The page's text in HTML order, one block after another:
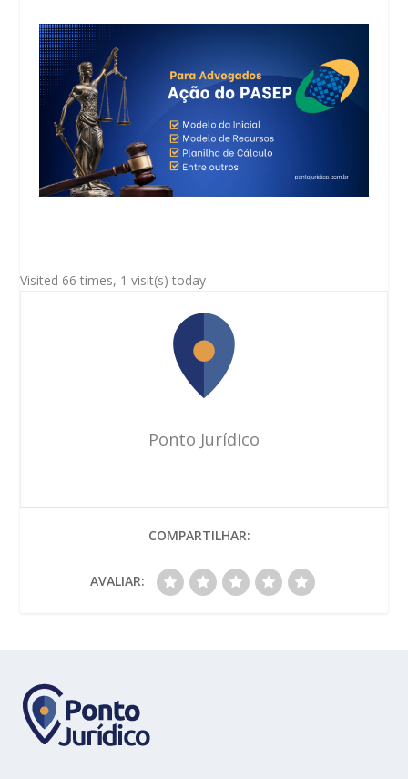
Visited 66 times, 1 visit(s) today
Ponto Jurídico
COMPARTILHAR:
AVALIAR: